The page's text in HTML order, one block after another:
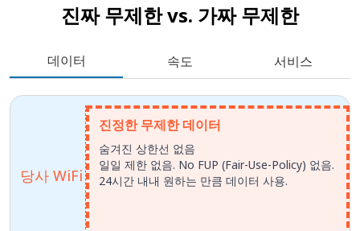
진짜 무제한 vs. 가짜 무제한
데이터 속도 서비스
당사 WiFi
진정한 무제한 데이터
숨겨진 상한선 없음
일일 제한 없음. No FUP (Fair-Use-Policy) 없음.
24시간 내내 원하는 만큼 데이터 사용.